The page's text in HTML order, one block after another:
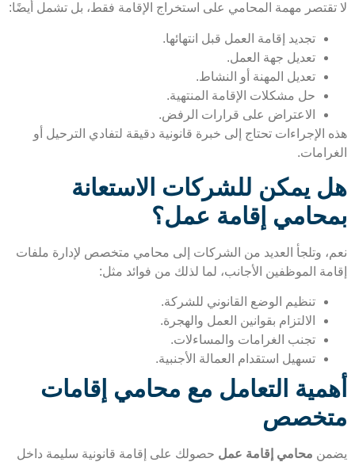
مهمة المحامي على استخراج الإقامة فقط، بل تشمل أيضًا:
تجديد إقامة العمل قبل انتهائها.
تعديل جهة العمل.
تعديل المهنة أو النشاط.
حل مشكلات الإقامة المنتهية.
الاعتراض على قرارات الرفض.
الإجراءات تحتاج إلى خبرة قانونية دقيقة لتفادي الترحيل أو
يمكن للشركات الاستعانة
إقامة عمل؟
وتلجأ العديد من الشركات إلى محامي متخصص لإدارة ملفات
الموظفين الأجانب، لما لذلك من فوائد مثل:
تنظيم الوضع القانوني للشركة.
الالتزام بقوانين العمل والهجرة.
تجنب الغرامات والمساءلات.
تسهيل استقدام العمالة الأجنبية.
التعامل مع محامي إقامات
محامي إقامة عمل حصولك على إقامة قانونية سليمة داخل